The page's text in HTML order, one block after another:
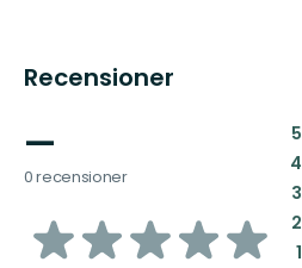
Recensioner
—
0 recensioner
av
5:
4:
3:
2:
1: